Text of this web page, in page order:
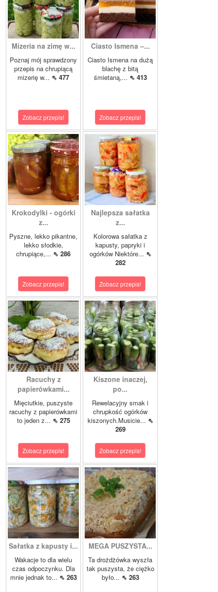
Mizeria na zimę w...
Poznaj mój sprawdzony
przepis na chrupiącą
mizerię w... ⇖ 477
Zobacz przepis!
Ciasto Ismena –...
Ciasto Ismena na dużą
blachę z bitą
śmietaną,... ⇖ 413
Zobacz przepis!
Krokodylki - ogórki
z...
Pyszne, lekko pikantne,
lekko słodkie,
chrupiące,... ⇖ 286
Zobacz przepis!
Najlepsza sałatka
z...
Kolorowa sałatka z
kapusty, papryki i
ogórków Niektóre... ⇖
282
Zobacz przepis!
Racuchy z
papierówkami...
Mięciutkie, puszyste
racuchy z papierówkami
to jeden z... ⇖ 275
Zobacz przepis!
Kiszone inaczej,
po...
Rewelacyjny smak i
chrupkość ogórków
kiszonych.Musicie... ⇖
269
Zobacz przepis!
Sałatka z kapusty i...
Wakacje to dla wielu
czas odpoczynku. Dla
mnie jednak to... ⇖ 263
MEGA PUSZYSTA...
Ta drożdżówka wyszła
tak puszysta, że ciężko
było... ⇖ 263